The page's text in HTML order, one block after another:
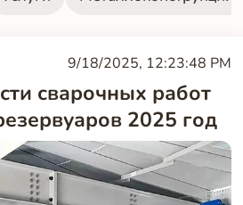
9/18/2025, 12:23:48 PM
сварочных работ
2025 год